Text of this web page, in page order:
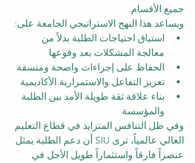
جميع الأقسام.
ويساعد هذا النهج الاستراتيجي الجامعة على:
استباق احتياجات الطلبة بدلاً من
معالجة المشكلات بعد وقوعها
الحفاظ على إجراءات واضحة ومتسقة
تعزيز التفاعل والاستمرارية الأكاديمية
بناء علاقة ثقة طويلة الأمد بين الطلبة
والمؤسسة
وفي ظل التنافس المتزايد في قطاع التعليم
العالي عالمياً، ترى SIU أن دعم الطلبة يمثل
عنصراً فارقاً واستثماراً طويل الأجل في